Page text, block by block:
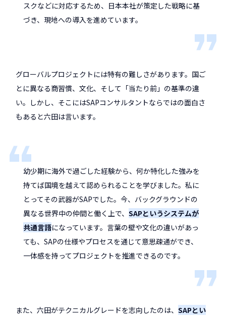
スクなどに対応するため、日本本社が策定した戦略に基
づき、現地への導入を進めています。
グローバルプロジェクトには特有の難しさがあります。国ご
とに異なる商習慣、文化、そして「当たり前」の基準の違
い。しかし、そこにはSAPコンサルタントならではの面白さ
もあると六田は言います。
幼少期に海外で過ごした経験から、何か特化した強みを
持てば国境を越えて認められることを学びました。私に
とってその武器がSAPでした。今、バックグラウンドの
異なる世界中の仲間と働く上で、SAPというシステムが
共通言語になっています。言葉の壁や文化の違いがあっ
ても、SAPの仕様やプロセスを通じて意思疎通ができ、
一体感を持ってプロジェクトを推進できるのです。
また、六田がテクニカルグレードを志向したのは、SAPとい